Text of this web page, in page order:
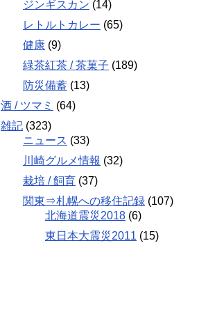
ジンギスカン (14)
レトルトカレー (65)
健康 (9)
緑茶紅茶 / 茶菓子 (189)
防災備蓄 (13)
酒 / ツマミ (64)
雑記 (323)
ニュース (33)
川崎グルメ情報 (32)
栽培 / 飼育 (37)
関東⇒札幌への移住記録 (107)
北海道震災2018 (6)
東日本大震災2011 (15)